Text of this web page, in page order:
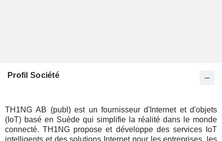
Profil Société
TH1NG AB (publ) est un fournisseur d'Internet et d'objets
(IoT) basé en Suède qui simplifie la réalité dans le monde
connecté. TH1NG propose et développe des services IoT